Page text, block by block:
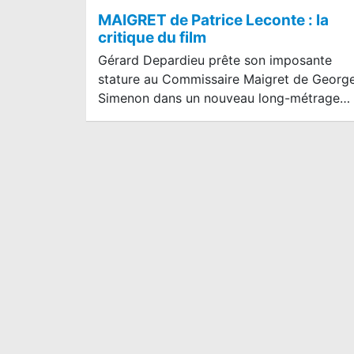
MAIGRET de Patrice Leconte : la
critique du film
Gérard Depardieu prête son imposante
stature au Commissaire Maigret de
Simenon dans un nouveau long-métrage…